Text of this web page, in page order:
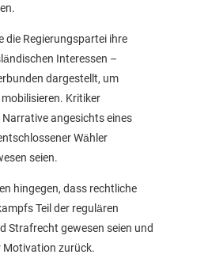
die Regierungspartei ihre
Interessen –
dargestellt, um
Kritiker
angesichts eines
Wähler
seien.
hingegen, dass rechtliche
Teil der regulären
Strafrecht gewesen seien und
Motivation zurück.